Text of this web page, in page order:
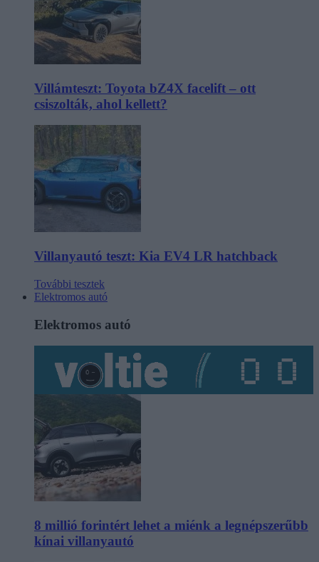
Villámteszt: Toyota bZ4X facelift – ott
csiszolták, ahol kellett?
Villanyautó teszt: Kia EV4 LR hatchback
További tesztek
Elektromos autó
Elektromos autó
8 millió forintért lehet a miénk a legnépszerűbb
kínai villanyautó